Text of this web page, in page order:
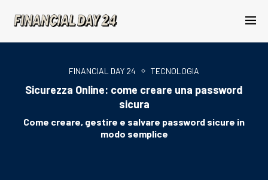
FINANCIAL DAY 24 TECNOLOGIA
Sicurezza Online: come creare una password
sicura
Come creare, gestire e salvare password sicure in
modo semplice